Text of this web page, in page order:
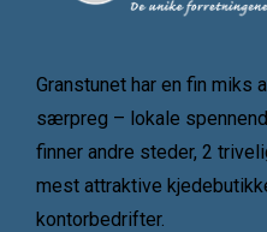
Granstunet har en fin miks
særpreg – lokale
finner andre steder, 2
mest attraktive
kontorbedrifter.